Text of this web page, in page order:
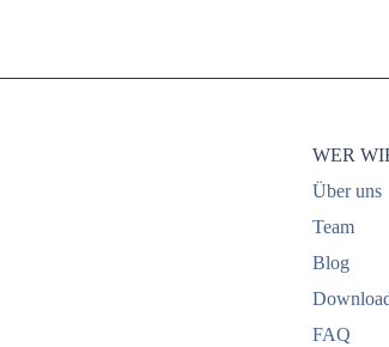
WER
Über uns
Team
Blog
FAQ